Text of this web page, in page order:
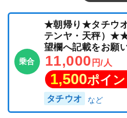
乗合
★朝帰り★タチウオ
テンヤ・天秤）
望欄へ記載をお
11,000 円/人
1,500ポイ
タチウオ